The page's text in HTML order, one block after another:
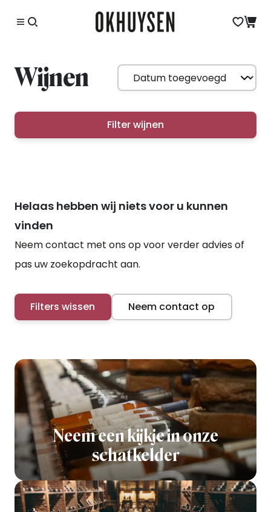
Wijnen
Filter wijnen
Helaas hebben wij niets voor u kunnen
vinden
Neem contact met ons op voor verder advies of
pas uw zoekopdracht aan.
Filters wissen Neem contact op
Neem een kijkje in onze
schatkelder